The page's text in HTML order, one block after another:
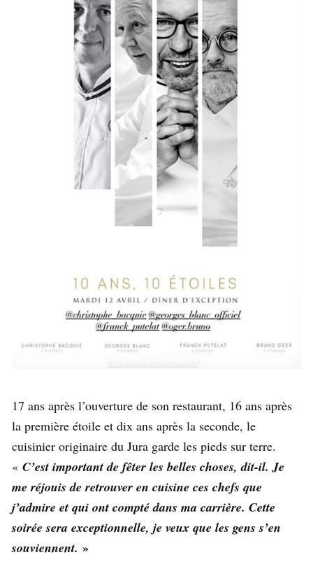
17 ans après l’ouverture de son restaurant, 16 ans après
la première étoile et dix ans après la seconde, le
cuisinier originaire du Jura garde les pieds sur terre.
« C’est important de fêter les belles choses, dit-il. Je
me réjouis de retrouver en cuisine ces chefs que
j’admire et qui ont compté dans ma carrière. Cette
soirée sera exceptionnelle, je veux que les gens s’en
souviennent. »